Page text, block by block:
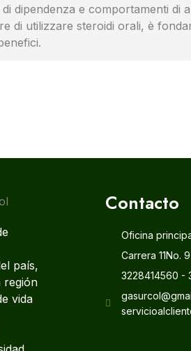
di dipendenza e comportamenti di
di utilizzare steroidi orali, è
país,
región
vida
Contacto
Oficina
Carrera 11No.
3228414560 -